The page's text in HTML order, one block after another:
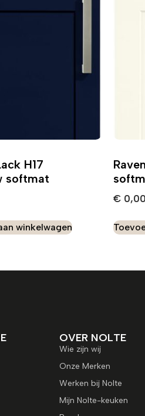
H17
softmat
winkelwagen
€ 0,00
OVER NOLTE
Wie zijn wij
Onze Merken
Werken bij Nolte
Mijn Nolte-keuken